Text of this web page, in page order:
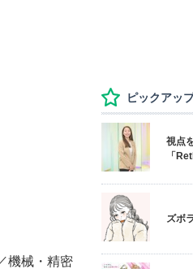
機械・精密
ピックアッ
視点
「
ズボ